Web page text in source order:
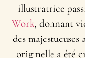
illustratrice
Work, donnant
des
originelle a été